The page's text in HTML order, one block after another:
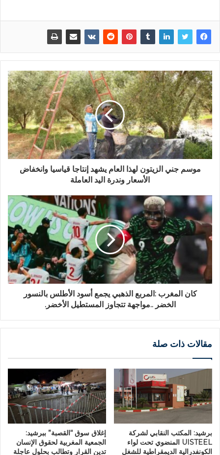
موسم جني الزيتون لهذا العام يشهد إنتاجا قياسيا وانخفاض
الأسعار وندرة اليد العاملة
كان المغرب :المربع الذهبي يجمع أسود الأطلس بالنسور
الخضر ..مواجهة تتجاوز المستطيل الأخضر.
مقالات ذات صلة
برشيد: المكتب النقابي لشركة
UISTEEL المنضوي تحت لواء
الكونفدرالية الديمقراطية للشغل
إغلاق سوق “القصبة” ببرشيد:
الجمعية المغربية لحقوق الإنسان
تدين القرار وتطالب بحلول عاجلة